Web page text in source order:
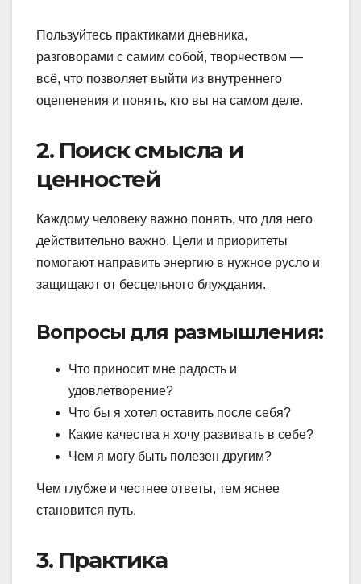
Пользуйтесь практиками дневника,
разговорами с самим собой, творчеством —
всё, что позволяет выйти из внутреннего
оцепенения и понять, кто вы на самом деле.
2. Поиск смысла и
ценностей
Каждому человеку важно понять, что для него
действительно важно. Цели и приоритеты
помогают направить энергию в нужное русло и
защищают от бесцельного блуждания.
Вопросы для размышления:
Что приносит мне радость и
удовлетворение?
Что бы я хотел оставить после себя?
Какие качества я хочу развивать в себе?
Чем я могу быть полезен другим?
Чем глубже и честнее ответы, тем яснее
становится путь.
3. Практика